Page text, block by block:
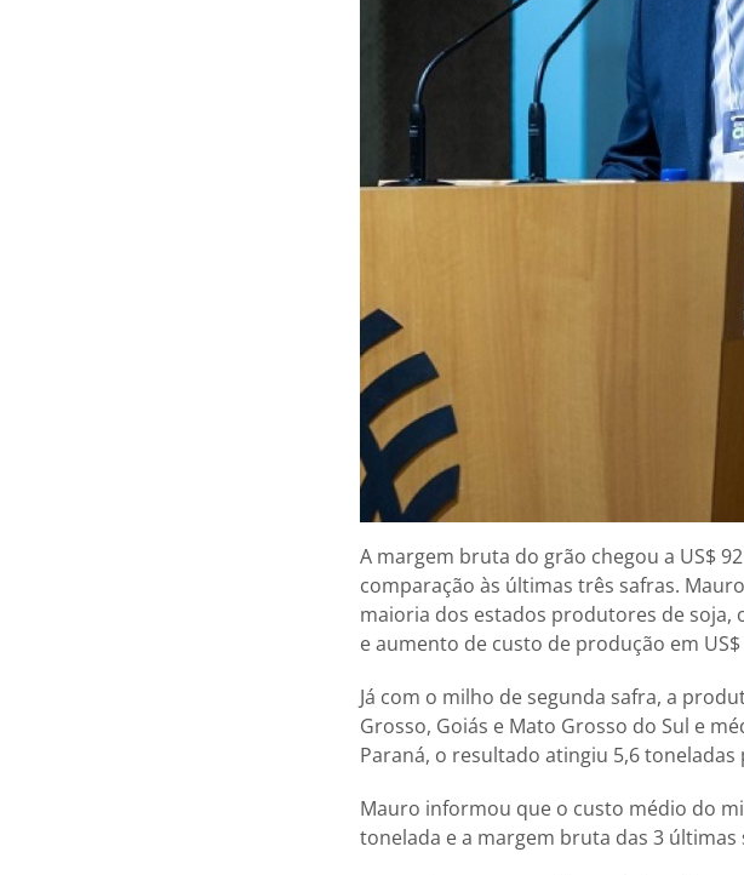
A margem bruta do grão chegou a US$
comparação às últimas três safras.
maioria dos estados produtores de soja,
e aumento de custo de produção em
Já com o milho de segunda safra, a
Grosso, Goiás e Mato Grosso do Sul e
Paraná, o resultado atingiu 5,6
Mauro informou que o custo médio do
tonelada e a margem bruta das 3 últimas